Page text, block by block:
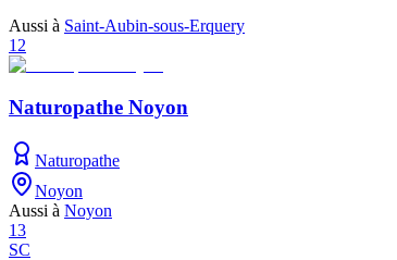
Aussi à Saint-Aubin-sous-Erquery
12
Naturopathe Noyon
Naturopathe
Noyon
Aussi à Noyon
13
SC